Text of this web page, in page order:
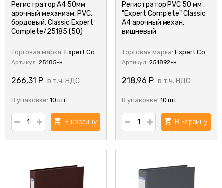
Регистратор А4 50мм
арочный механизм, PVC,
бордовый, Classic Expert
Complete/25185 (50)
Торговая марка: Expert Complete
Артикул: 25185-н
266,31 Р в т.ч. НДС
В упаковке: 10 шт.
В корзину
Регистратор PVC 50 мм .
"Expert Complete" Classic
А4 арочный механ.
вишневый
Торговая марка: Expert Complete
Артикул: 251892-н
218,96 Р в т.ч. НДС
В упаковке: 10 шт.
В корзину